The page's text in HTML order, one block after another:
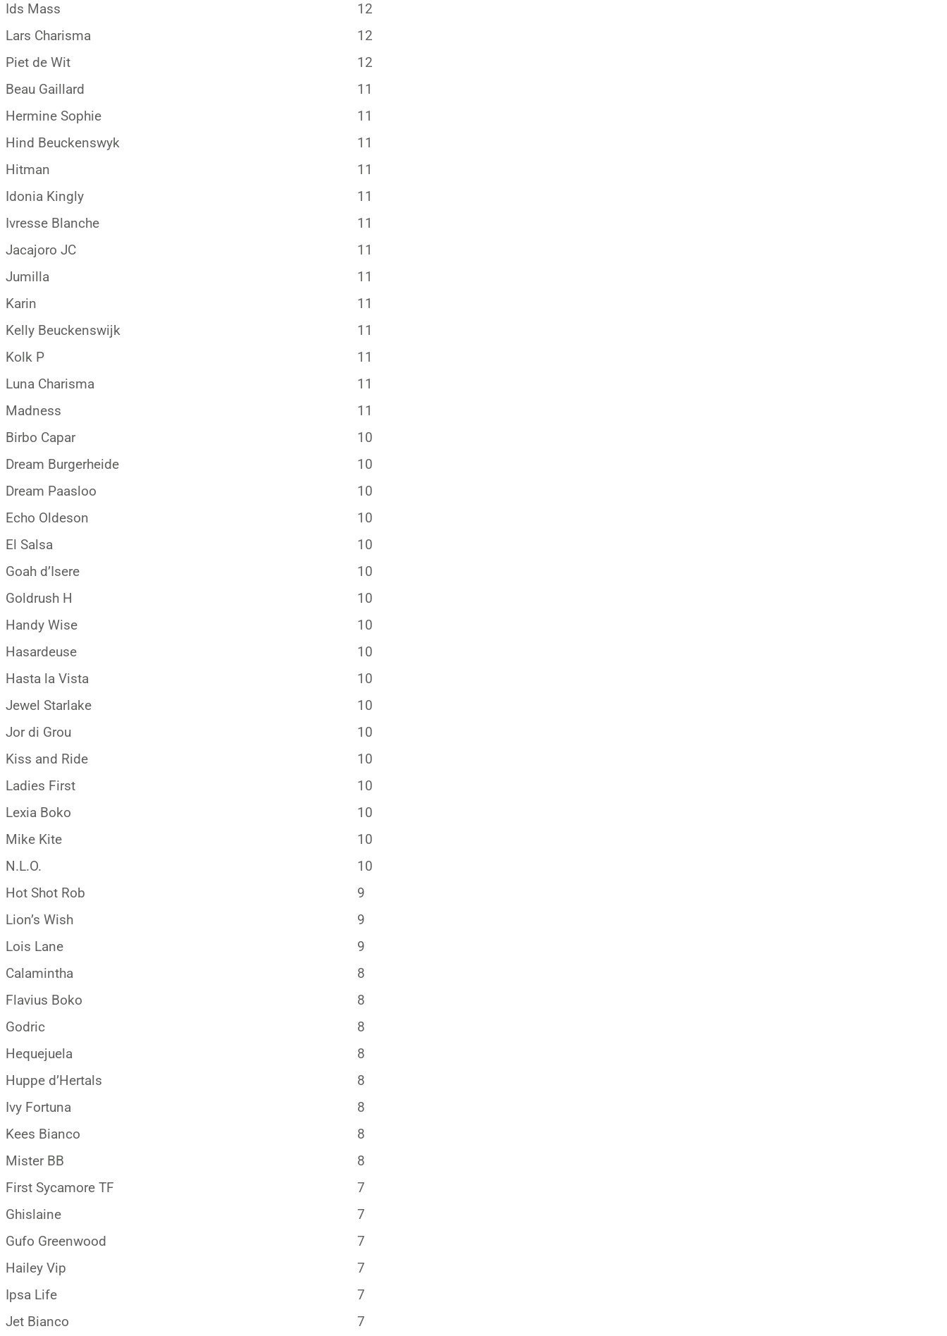
Ids Mass
12
Lars Charisma
12
Piet de Wit
12
Beau Gaillard
11
Hermine Sophie
11
Hind Beuckenswyk
11
Hitman
11
Idonia Kingly
11
Ivresse Blanche
11
Jacajoro JC
11
Jumilla
11
Karin
11
Kelly Beuckenswijk
11
Kolk P
11
Luna Charisma
11
Madness
11
Birbo Capar
10
Dream Burgerheide
10
Dream Paasloo
10
Echo Oldeson
10
El Salsa
10
Goah d’Isere
10
Goldrush H
10
Handy Wise
10
Hasardeuse
10
Hasta la Vista
10
Jewel Starlake
10
Jor di Grou
10
Kiss and Ride
10
Ladies First
10
Lexia Boko
10
Mike Kite
10
N.L.O.
10
Hot Shot Rob
9
Lion’s Wish
9
Lois Lane
9
Calamintha
8
Flavius Boko
8
Godric
8
Hequejuela
8
Huppe d’Hertals
8
Ivy Fortuna
8
Kees Bianco
8
Mister BB
8
First Sycamore TF
7
Ghislaine
7
Gufo Greenwood
7
Hailey Vip
7
Ipsa Life
7
Jet Bianco
7